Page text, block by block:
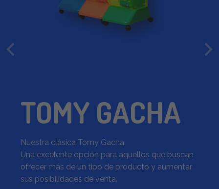
TOMY GACHA
Nuestra clásica Tomy Gacha.
Una excelente opción para aquellos que buscan
ofrecer más de un tipo de producto y aumentar
sus posibilidades de venta.